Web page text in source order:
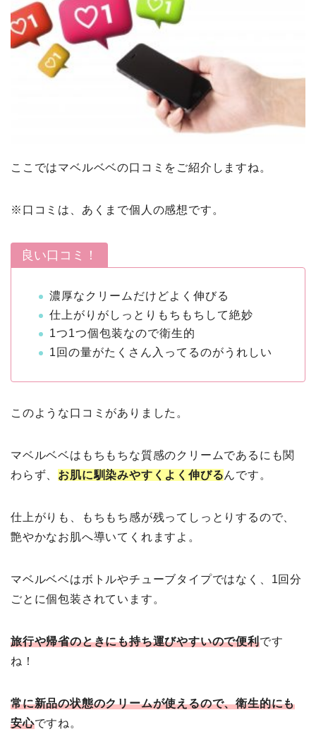
ここではマベルベベの口コミをご紹介しますね。
※口コミは、あくまで個人の感想です。
良い口コミ！
濃厚なクリームだけどよく伸びる
仕上がりがしっとりもちもちして絶妙
1つ1つ個包装なので衛生的
1回の量がたくさん入ってるのがうれしい
このような口コミがありました。
マベルベベはもちもちな質感のクリームであるにも関
わらず、 お肌に馴染みやすくよく伸びるんです。
仕上がりも、もちもち感が残ってしっとりするので、
艶やかなお肌へ導いてくれますよ。
マベルベベはボトルやチューブタイプではなく、1回分
ごとに個包装されています。
旅行や帰省のときにも持ち運びやすいので便利です
ね！
常に新品の状態のクリームが使えるので、衛生的にも
安心ですね。